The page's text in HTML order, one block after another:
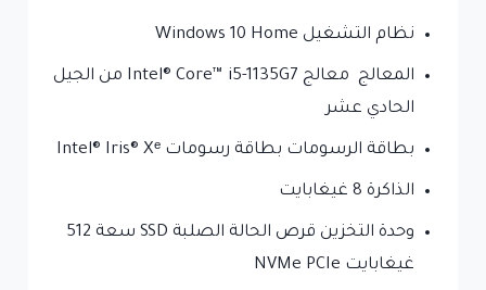
نظام التشغيل Windows 10 Home
المعالج معالج Intel® Core™ i5-1135G7 من الجيل
الحادي عشر
بطاقة الرسومات بطاقة رسومات Intel® Iris® Xᵉ
الذاكرة 8 غيغابايت
وحدة التخزين قرص الحالة الصلبة SSD سعة 512
غيغابايت NVMe PCIe